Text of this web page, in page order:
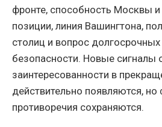
фронте, способность Москвы и
позиции, линия Вашингтона,
столиц и вопрос долгосрочных
безопасности. Новые сигналы
заинтересованности в
действительно появляются,
противоречия сохраняются.